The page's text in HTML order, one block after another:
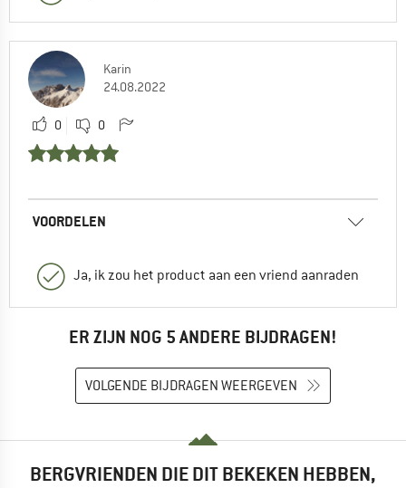
Karin
24.08.2022
0 0
VOORDELEN
Ja, ik zou het product aan een vriend aanraden
ER ZIJN NOG 5 ANDERE BIJDRAGEN!
VOLGENDE BIJDRAGEN WEERGEVEN
BERGVRIENDEN DIE DIT BEKEKEN HEBBEN,